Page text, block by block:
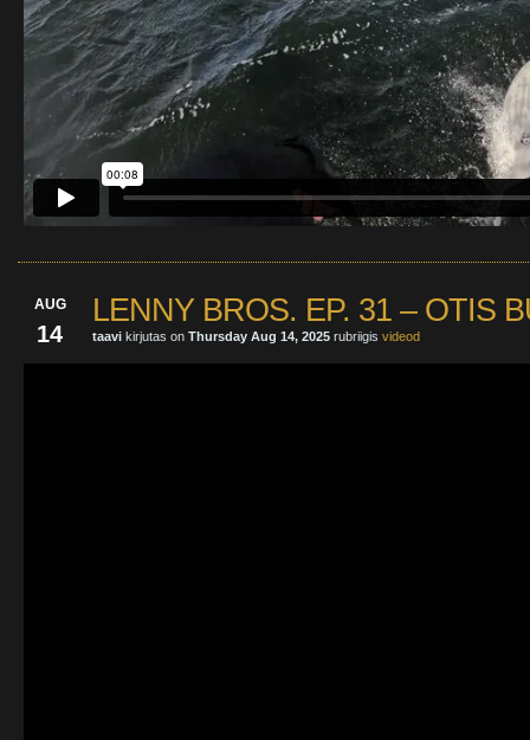
AUG
14
LENNY BROS. EP. 31 – OTIS
taavi kirjutas on Thursday Aug 14, 2025 rubriigis videod